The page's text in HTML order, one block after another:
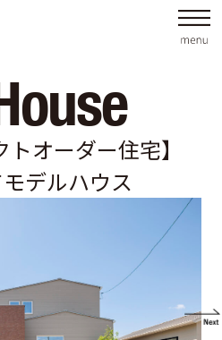
オーダー住宅】
デルハウス